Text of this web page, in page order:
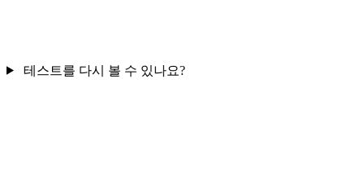
테스트를 다시 볼 수 있나요?